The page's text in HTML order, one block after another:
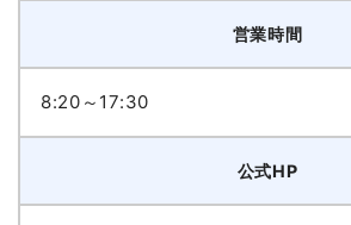
営業時間
8:20～17:30
公式HP